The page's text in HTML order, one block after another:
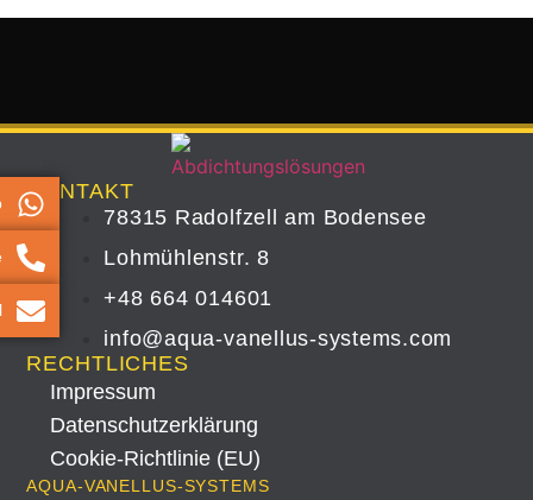
KONTAKT
78315 Radolfzell am Bodensee
Lohmühlenstr. 8
+48 664 014601
info@aqua-vanellus-systems.com
RECHTLICHES
Impressum
Datenschutz­erklärung
Cookie-Richtlinie (EU)
AQUA-VANELLUS-SYSTEMS